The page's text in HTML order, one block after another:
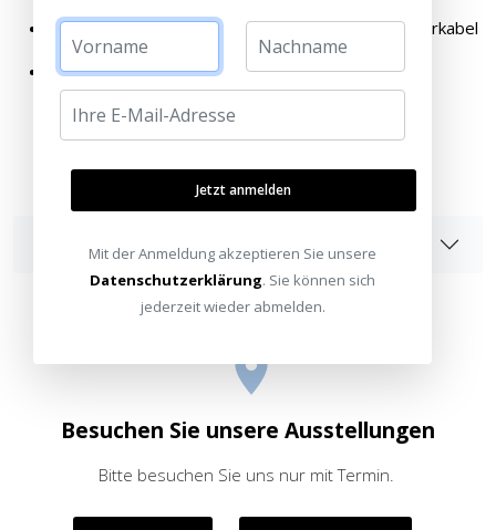
2 x 15-inch 3.5 mm auf männlich Mono RCA Adapterkabel
2 x USB 5V DC, 1A Poweradapter
Angaben zur Produktsicherheit
Besuchen Sie unsere Ausstellungen
Bitte besuchen Sie uns nur mit Termin.
Jetzt anmelden
Mit der Anmeldung akzeptieren Sie unsere
Datenschutzerklärung. Sie können sich
jederzeit wieder abmelden.